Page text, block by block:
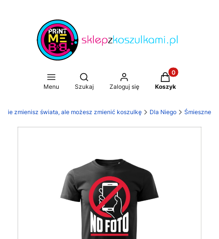
Menu
Otwórz wyszukiwarkę
Szukaj Zaloguj się
Produkty w
Koszyk
Nie zmienisz świata, ale możesz zmienić koszulkę Dla Niego Śmieszne